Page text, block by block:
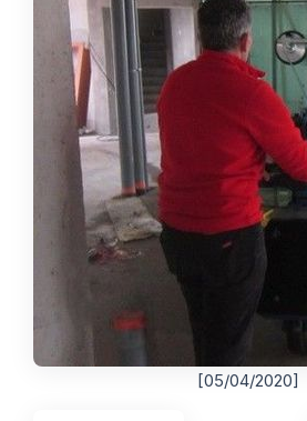
[05/04/2020]